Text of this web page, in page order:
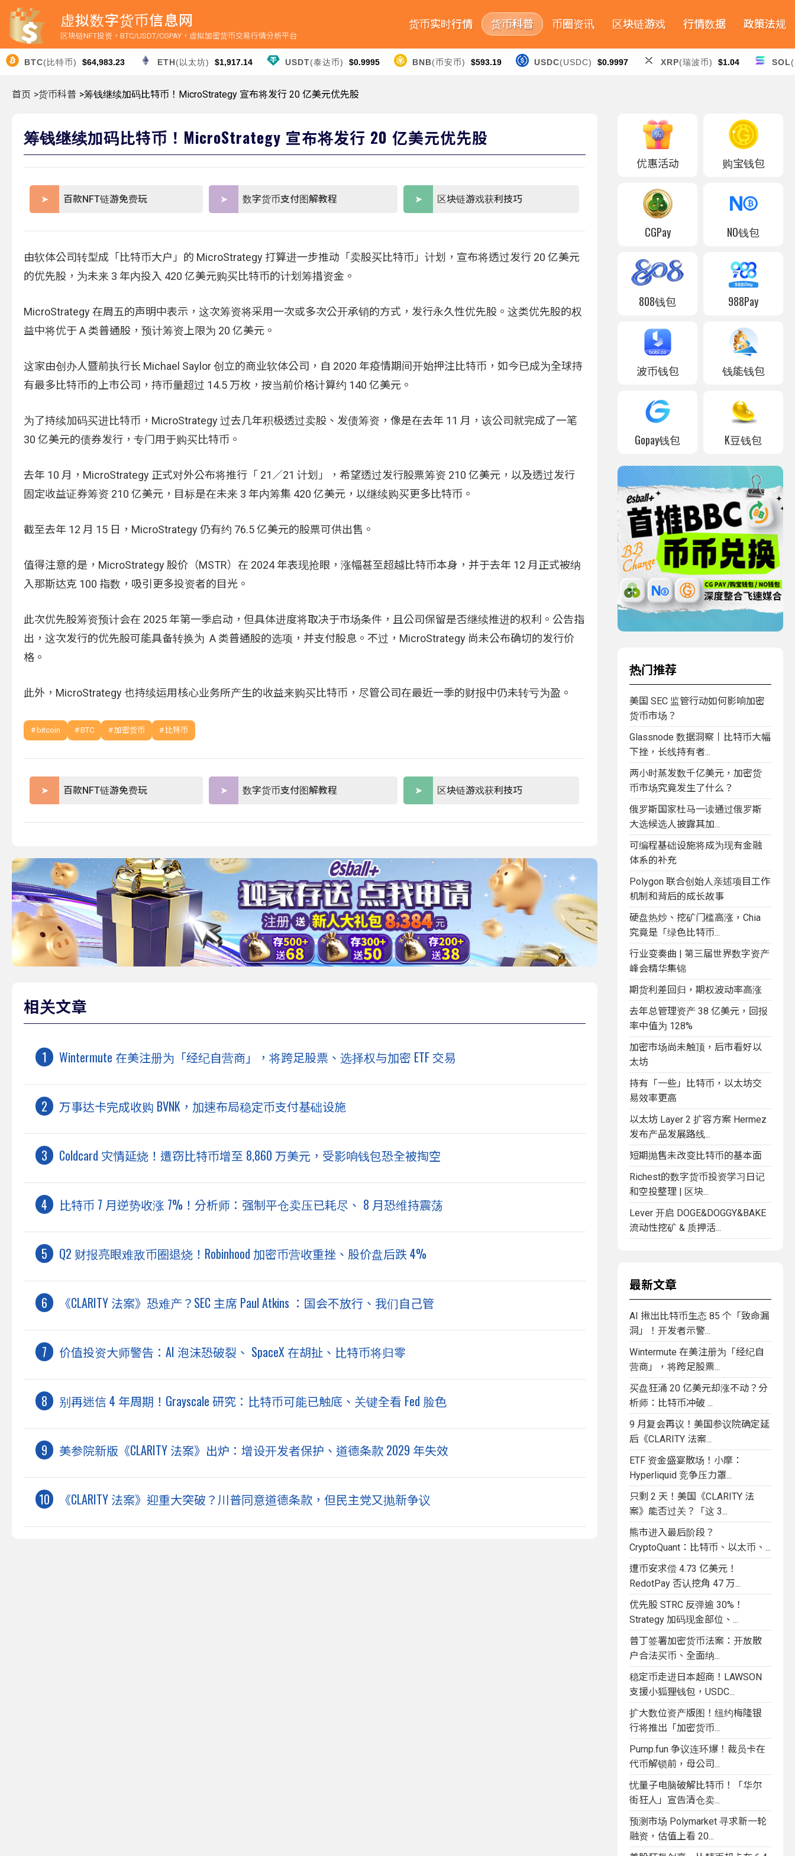
虚拟数字货币信息网
区块链NFT投资，BTC/USDT/CGPAY，虚拟加密货币交易行情分析平台
货币实时行情 货币科普 币圈资讯 区块链游戏 行情数据 政策法规
BTC(比特币) $64,983.23 ETH(以太坊) $1,917.14 USDT(泰达币) $0.9995 BNB(币安币) $593.19 USDC(USDC) $0.9997 XRP(瑞波币) $1.04 SOL
首页 >货币科普 >筹钱继续加码比特币！MicroStrategy 宣布将发行 20 亿美元优先股
筹钱继续加码比特币！MicroStrategy 宣布将发行 20 亿美元优先股
百款NFT链游免费玩 数字货币支付图解教程 区块链游戏获利技巧
由软体公司转型成「比特币大户」的 MicroStrategy 打算进一步推动「卖股买比特币」计划，宣布将透过发行 20 亿美元
的优先股，为未来 3 年内投入 420 亿美元购买比特币的计划筹措资金。
MicroStrategy 在周五的声明中表示，这次筹资将采用一次或多次公开承销的方式，发行永久性优先股。这类优先股的权
益中将优于 A 类普通股，预计筹资上限为 20 亿美元。
这家由创办人暨前执行长 Michael Saylor 创立的商业软体公司，自 2020 年疫情期间开始押注比特币，如今已成为全球持
有最多比特币的上市公司，持币量超过 14.5 万枚，按当前价格计算约 140 亿美元。
为了持续加码买进比特币，MicroStrategy 过去几年积极透过卖股、发债筹资，像是在去年 11 月，该公司就完成了一笔
30 亿美元的债券发行，专门用于购买比特币。
去年 10 月，MicroStrategy 正式对外公布将推行「 21／21 计划」，希望透过发行股票筹资 210 亿美元，以及透过发行
固定收益证券筹资 210 亿美元，目标是在未来 3 年内筹集 420 亿美元，以继续购买更多比特币。
截至去年 12 月 15 日，MicroStrategy 仍有约 76.5 亿美元的股票可供出售。
值得注意的是，MicroStrategy 股价（MSTR）在 2024 年表现抢眼，涨幅甚至超越比特币本身，并于去年 12 月正式被纳
入那斯达克 100 指数，吸引更多投资者的目光。
此次优先股筹资预计会在 2025 年第一季启动，但具体进度将取决于市场条件，且公司保留是否继续推进的权利。公告指
出，这次发行的优先股可能具备转换为 A 类普通股的选项，并支付股息。不过，MicroStrategy 尚未公布确切的发行价
格。
此外，MicroStrategy 也持续运用核心业务所产生的收益来购买比特币，尽管公司在最近一季的财报中仍未转亏为盈。
bitcoin BTC 加密货币 比特币
百款NFT链游免费玩 数字货币支付图解教程 区块链游戏获利技巧
相关文章
Wintermute 在美注册为「经纪自营商」，将跨足股票、选择权与加密 ETF 交易
万事达卡完成收购 BVNK，加速布局稳定币支付基础设施
Coldcard 灾情延烧！遭窃比特币增至 8,860 万美元，受影响钱包恐全被掏空
比特币 7 月逆势收涨 7%！分析师：强制平仓卖压已耗尽、 8 月恐维持震荡
Q2 财报亮眼难敌币圈退烧！Robinhood 加密币营收重挫、股价盘后跌 4%
《CLARITY 法案》恐难产？SEC 主席 Paul Atkins ：国会不放行、我们自己管
价值投资大师警告：AI 泡沫恐破裂、 SpaceX 在胡扯、比特币将归零
别再迷信 4 年周期！Grayscale 研究：比特币可能已触底、关键全看 Fed 脸色
美参院新版《CLARITY 法案》出炉：增设开发者保护、道德条款 2029 年失效
《CLARITY 法案》迎重大突破？川普同意道德条款，但民主党又抛新争议
优惠活动 购宝钱包
CGPay NO钱包
808钱包 988Pay
波币钱包 钱能钱包
Gopay钱包 K豆钱包
热门推荐
美国 SEC 监管行动如何影响加密
货币市场？
Glassnode 数据洞察丨比特币大幅
下挫，长线持有者...
两小时蒸发数千亿美元，加密货
币市场究竟发生了什么？
俄罗斯国家杜马一读通过俄罗斯
大选候选人披露其加...
可编程基础设施将成为现有金融
体系的补充
Polygon 联合创始人亲述项目工作
机制和背后的成长故事
硬盘热炒、挖矿门槛高涨，Chia
究竟是「绿色比特币...
行业变奏曲 | 第三届世界数字资产
峰会精华集锦
期货利差回归，期权波动率高涨
去年总管理资产 38 亿美元，回报
率中值为 128%
加密市场尚未触顶，后市看好以
太坊
持有「一些」比特币，以太坊交
易效率更高
以太坊 Layer 2 扩容方案 Hermez
发布产品发展路线...
短期抛售未改变比特币的基本面
Richest的数字货币投资学习日记
和空投整理 | 区块...
Lever 开启 DOGE&DOGGY&BAKE
流动性挖矿 & 质押活...
最新文章
AI 揪出比特币生态 85 个「致命漏
洞」！开发者示警...
Wintermute 在美注册为「经纪自
营商」，将跨足股票...
买盘狂涌 20 亿美元却涨不动？分
析师：比特币冲破 ...
9 月复会再议！美国参议院确定延
后《CLARITY 法案...
ETF 资金盛宴散场！小摩：
Hyperliquid 竞争压力罩...
只剩 2 天！美国《CLARITY 法
案》能否过关？「这 3...
熊市进入最后阶段？
CryptoQuant：比特币、以太币、...
遭币安求偿 4.73 亿美元！
RedotPay 否认挖角 47 万...
优先股 STRC 反弹逾 30%！
Strategy 加码现金部位、...
普丁签署加密货币法案：开放散
户合法买币、全面纳...
稳定币走进日本超商！LAWSON
支援小狐狸钱包，USDC...
扩大数位资产版图！纽约梅隆银
行将推出「加密货币...
Pump.fun 争议连环爆！裁员卡在
代币解锁前，母公司...
忧量子电脑破解比特币！「华尔
街狂人」宣告清仓卖...
预测市场 Polymarket 寻求新一轮
融资，估值上看 20...